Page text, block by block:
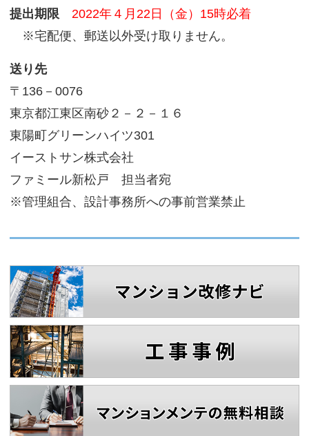
提出期限
2022年４月22日（金）15時必着
※宅配便、郵送以外受け取りません。
送り先
〒136－0076
東京都江東区南砂２－２－１６
東陽町グリーンハイツ301
イーストサン株式会社
ファミール新松戸 担当者宛
※管理組合、設計事務所への事前営業禁止